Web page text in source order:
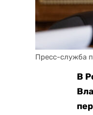
Пресс-служба
В